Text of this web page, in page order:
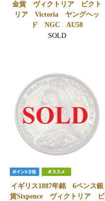
金貨 ヴィクトリア ビクト
リア Victoria ヤングヘッ
ド NGC AU58
SOLD
イギリス1887年銘 6ペンス銀
貨Sixpence ヴィクトリア ビ